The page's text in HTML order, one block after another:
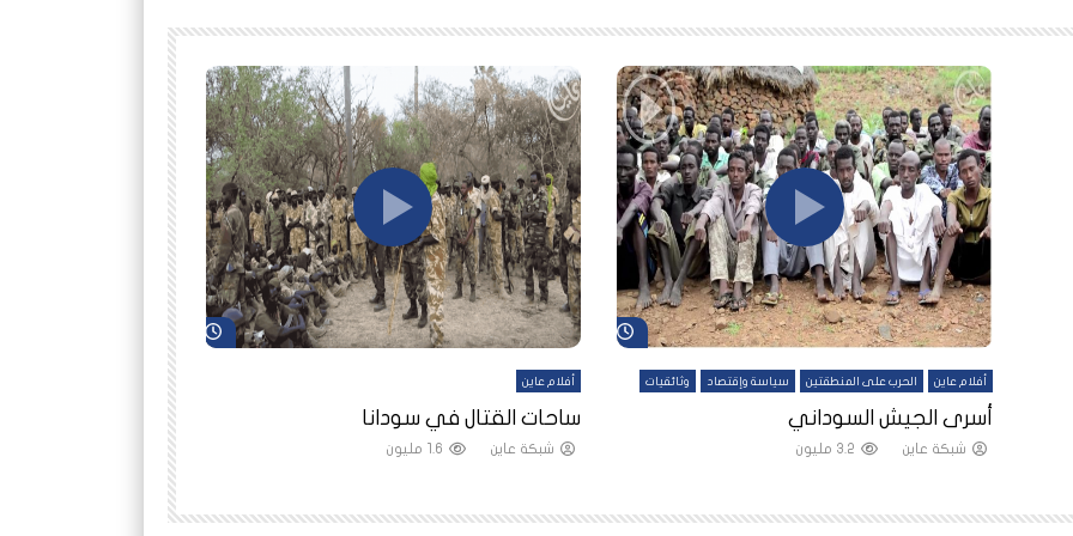
شاهد لاحقاً شاهد لاحقاً
أفلام عاين الحرب على المنطقتين سياسة وإقتصاد وثائقيات
أسرى الجيش السوداني
شبكة عاين 3.2 مليون
شاهد لاحقاً
أفلام عاين
ساحات القتال في سودانا
شبكة عاين 1.6 مليون
رانيا مأمون: الثمن